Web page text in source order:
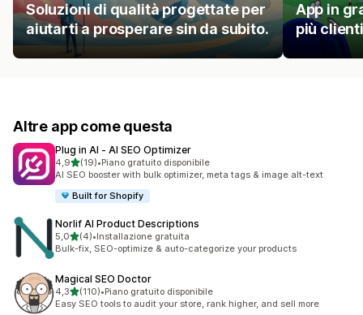
Soluzioni di qualità progettate per
aiutarti a prosperare sin da subito.
App in
più clienti
Altre app come questa
Plug in AI ‑ AI SEO Optimizer
4,9stelle su 5
(19)
19 recensioni totali
•Piano gratuito disponibile
AI SEO booster with bulk optimizer, meta tags & image alt-text
Built for Shopify
Norlif AI Product Descriptions
5,0stelle su 5
(4)
4 recensioni totali
•Installazione gratuita
Bulk-fix, SEO-optimize & auto-categorize your products
Magical SEO Doctor
4,3stelle su 5
(110)
110 recensioni totali
•Piano gratuito disponibile
Easy SEO tools to audit your store, rank higher, and sell more